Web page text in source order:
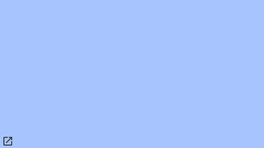
open_in_new